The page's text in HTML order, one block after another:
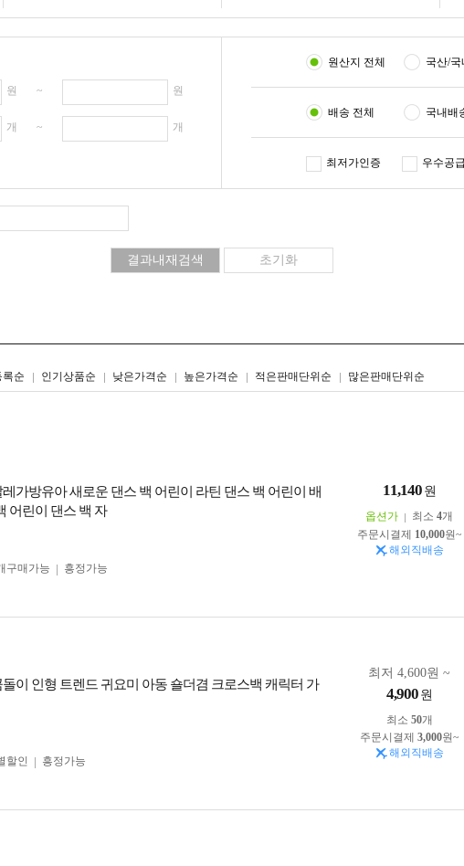
원 ~ 원
개 ~ 개
원산지 전체 국산/국
배송 전체 국내배
최저가인증 우수공
록순 인기상품순 낮은가격순 높은가격순 적은판매단위순 많은판매단위순
리스트형갤러리형
레가방유아 새로운 댄스 백 어린이 라틴 댄스 백 어린이 배
어린이 댄스 백 자
11,140 원
옵션가 최소 4개
주문시결제 10,000원~
해외직배송
구매가능
흥정가능
돌이 인형 트렌드 귀요미 아동 숄더겸 크로스백 캐릭터 가
최저 4,600원 ~
4,900 원
최소 50개
주문시결제 3,000원~
해외직배송
할인 흥정가능